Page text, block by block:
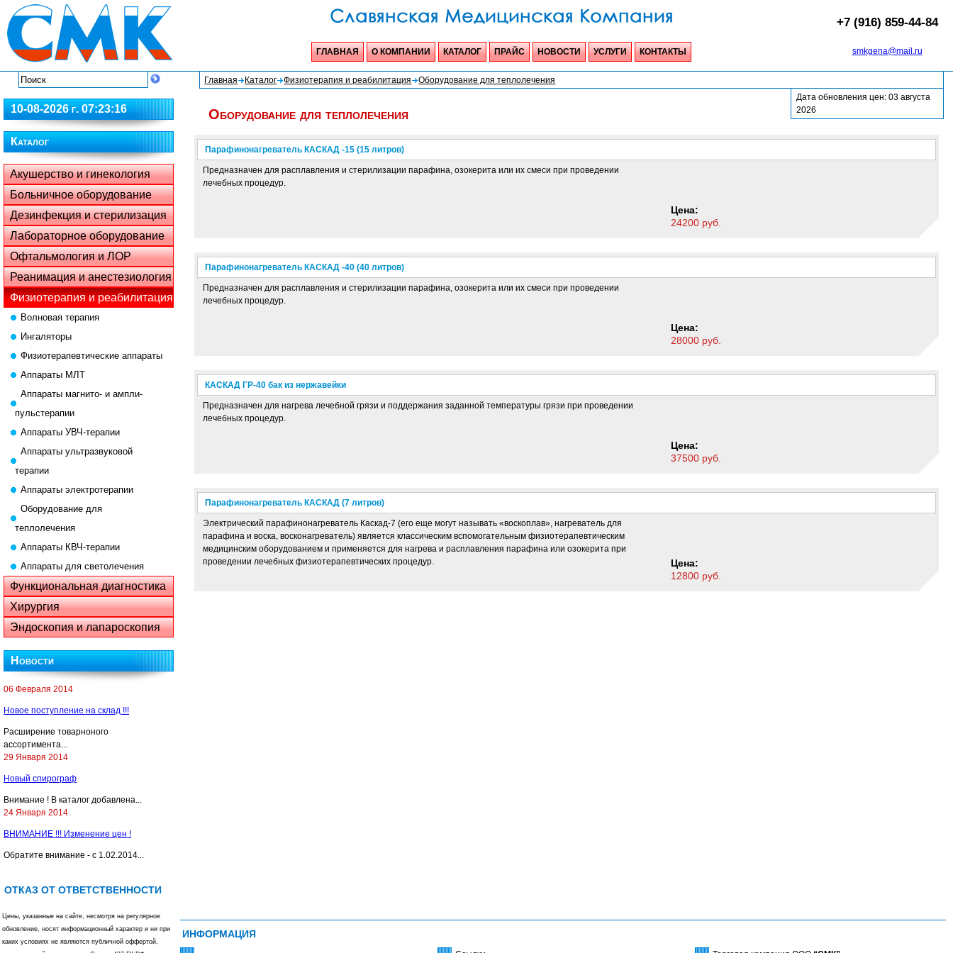
ГЛАВНАЯ О КОМПАНИИ КАТАЛОГ ПРАЙС НОВОСТИ УСЛУГИ КОНТАКТЫ
+7 (916) 859-44-84
smkgena@mail.ru
10-08-2026 г. 07:23:16
Каталог
Акушерство и гинекология
Больничное оборудование
Дезинфекция и стерилизация
Лабораторное оборудование
Офтальмология и ЛОР
Реанимация и анестезиология
Физиотерапия и реабилитация
Волновая терапия
Ингаляторы
Физиотерапевтические аппараты
Аппараты МЛТ
Аппараты магнито- и ампли-
пульстерапии
Аппараты УВЧ-терапии
Аппараты ультразвуковой
терапии
Аппараты электротерапии
Оборудование для
теплолечения
Аппараты КВЧ-терапии
Аппараты для светолечения
Функциональная диагностика
Хирургия
Эндоскопия и лапароскопия
Новости
06 Февраля 2014
Новое поступление на склад !!!
Расширение товарноного
ассортимента...
29 Января 2014
Новый спирограф
Внимание ! В каталог добавлена...
24 Января 2014
ВНИМАНИЕ !!! Изменение цен !
Обратите внимание - с 1.02.2014...
Главная Каталог Физиотерапия и реабилитация
Оборудование для теплолечения
Дата обновления цен: 03 августа
2026
Оборудование для теплолечения
Парафинонагреватель КАСКАД -15 (15 литров)
Предназначен для расплавления и стерилизации парафина, озокерита или их смеси при проведении
лечебных процедур.
Цена:
24200 руб.
Парафинонагреватель КАСКАД -40 (40 литров)
Предназначен для расплавления и стерилизации парафина, озокерита или их смеси при проведении
лечебных процедур.
Цена:
28000 руб.
КАСКАД ГР-40 бак из нержавейки
Предназначен для нагрева лечебной грязи и поддержания заданной температуры грязи при проведении
лечебных процедур.
Цена:
37500 руб.
Парафинонагреватель КАСКАД (7 литров)
Электрический парафинонагреватель Каскад-7 (его еще могут называть «воскоплав», нагреватель для
парафина и воска, восконагреватель) является классическим вспомогательным физиотерапевтическим
медицинским оборудованием и применяется для нагрева и расплавления парафина или озокерита при
проведении лечебных физиотерапевтических процедур.
Цена:
12800 руб.
ОТКАЗ ОТ ОТВЕТСТВЕННОСТИ
Цены, указанные на сайте, несмотря на регулярное
обновление, носят информационный характер и ни при
каких условиях не являются публичной оффертой,
ИНФОРМАЦИЯ